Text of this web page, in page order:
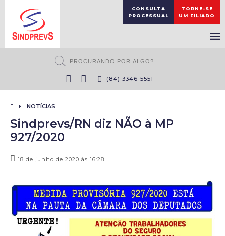
CONSULTA
PROCESSUAL
TORNE-SE
UM FILIADO
(84) 3346-5551
NOTÍCIAS
Sindprevs/RN diz NÃO à MP
927/2020
18 de junho de 2020 às 16:28